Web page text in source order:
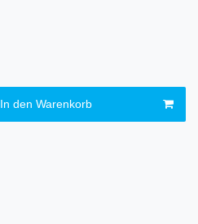
In den Warenkorb